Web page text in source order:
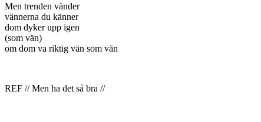
Men trenden vänder
vännerna du känner
dom dyker upp igen
(som vän)
om dom va riktig vän som vän
REF // Men ha det så bra //